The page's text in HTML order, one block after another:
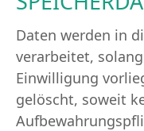
Daten werden in
verarbeitet,
Einwilligung
gelöscht, soweit